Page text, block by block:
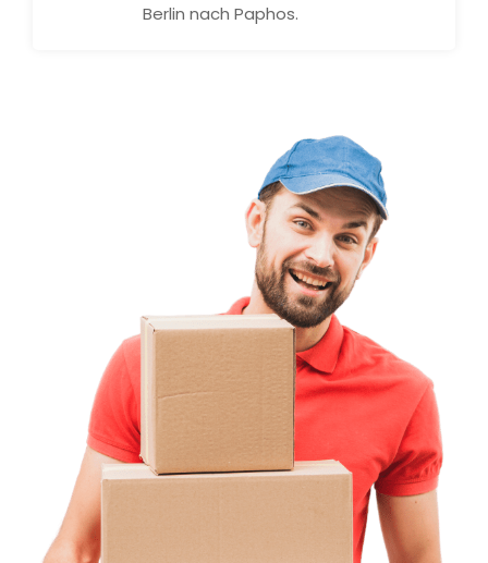
Berlin nach Paphos.